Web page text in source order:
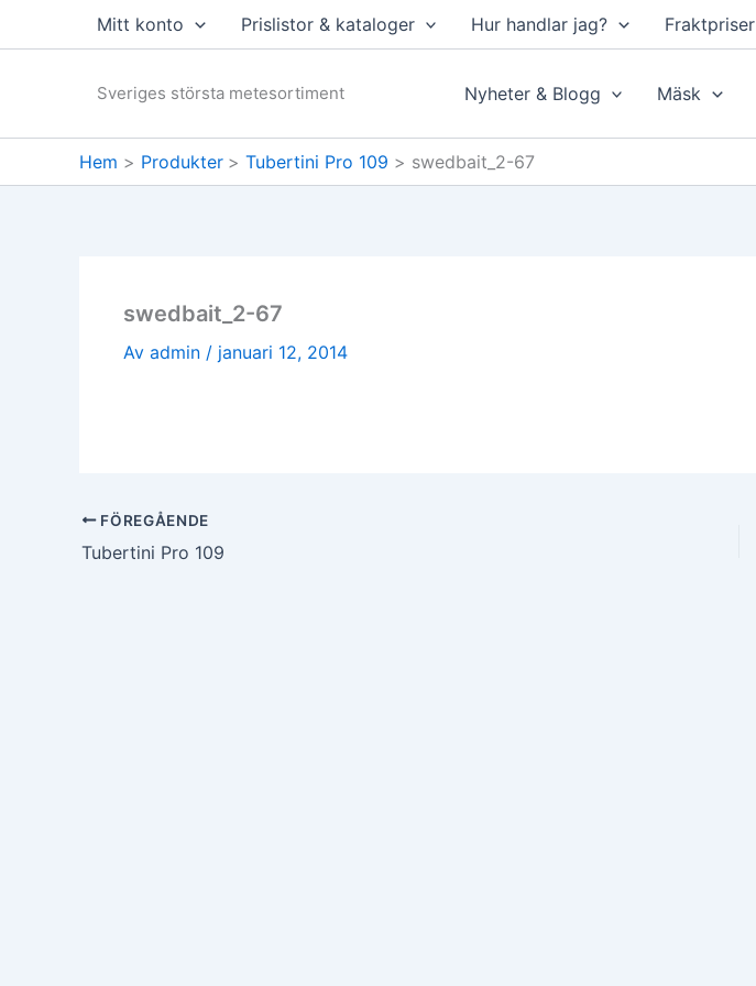
Mitt konto Prislistor & kataloger Hur handlar jag? Fraktpriser
Sveriges största metesortiment Nyheter & Blogg Mäsk
Hem Produkter Tubertini Pro 109 swedbait_2-67
swedbait_2-67
Av admin / januari 12, 2014
FÖREGÅENDE
Tubertini Pro 109